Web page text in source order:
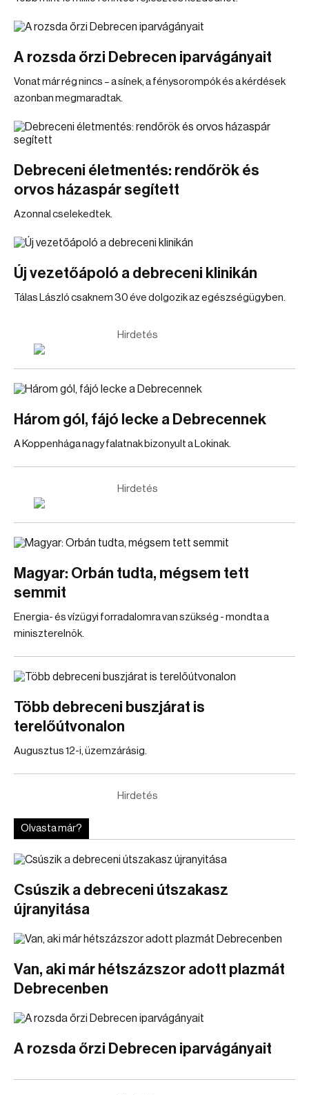
A rozsda őrzi Debrecen iparvágányait
Vonat már rég nincs – a sínek, a fénysorompók és a kérdések
azonban megmaradtak.
Debreceni életmentés: rendőrök és
orvos házaspár segített
Azonnal cselekedtek.
Új vezetőápoló a debreceni klinikán
Tálas László csaknem 30 éve dolgozik az egészségügyben.
Hirdetés
Három gól, fájó lecke a Debrecennek
A Koppenhága nagy falatnak bizonyult a Lokinak.
Hirdetés
Magyar: Orbán tudta, mégsem tett
semmit
Energia- és vízügyi forradalomra van szükség - mondta a
miniszterelnök.
Több debreceni buszjárat is
terelőútvonalon
Augusztus 12-i, üzemzárásig.
Hirdetés
Olvasta már?
Csúszik a debreceni útszakasz
újranyitása
Van, aki már hétszázszor adott plazmát
Debrecenben
A rozsda őrzi Debrecen iparvágányait